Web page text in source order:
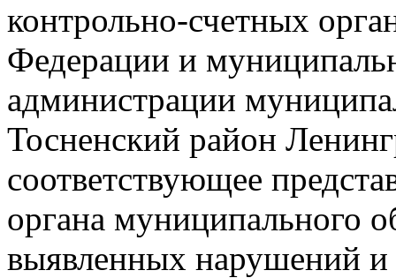
контрольно-счетных
Федерации и
администрации
Тосненский район
соответствующее
органа муниципального
выявленных нарушений и